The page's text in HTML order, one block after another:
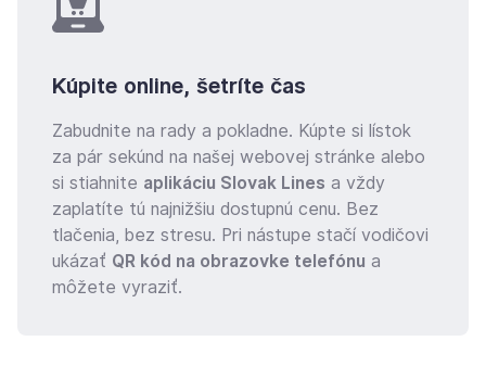
Kúpite online, šetríte čas
Zabudnite na rady a pokladne. Kúpte si lístok
za pár sekúnd na našej webovej stránke alebo
si stiahnite aplikáciu Slovak Lines a vždy
zaplatíte tú najnižšiu dostupnú cenu. Bez
tlačenia, bez stresu. Pri nástupe stačí vodičovi
ukázať QR kód na obrazovke telefónu a
môžete vyraziť.